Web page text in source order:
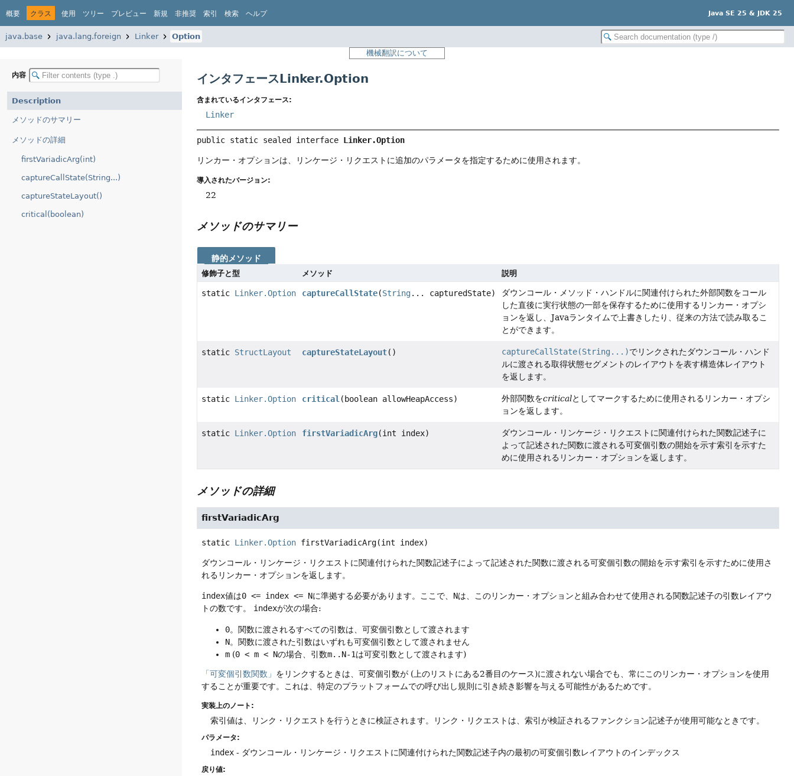
概要 クラス 使用 ツリー プレビュー 新規 非推奨 索引 検索 ヘルプ Java SE 25 & JDK 25
java.base java.lang.foreign Linker
Option
機械翻訳について
内容
Description
メソッドのサマリー
メソッドの詳細
firstVariadicArg(int)
captureCallState(String...)
captureStateLayout()
critical(boolean)
インタフェースLinker.Option
含まれているインタフェース:
Linker
public static sealed interface Linker.Option
リンカー・オプションは、リンケージ・リクエストに追加のパラメータを指定するために使用されます。
導入されたバージョン:
22
メソッドのサマリー
静的メソッド
修飾子と型 メソッド 説明
static Linker.Option captureCallState(String... capturedState)
ダウンコール・メソッド・ハンドルに関連付けられた外部関数をコール
した直後に実行状態の一部を保存するために使用するリンカー・オプシ
ョンを返し、Javaランタイムで上書きしたり、従来の方法で読み取るこ
とができます。
static StructLayout captureStateLayout() captureCallState(String...)でリンクされたダウンコール・ハンド
ルに渡される取得状態セグメントのレイアウトを表す構造体レイアウト
を返します。
static Linker.Option critical (boolean allowHeapAccess) 外部関数をcriticalとしてマークするために使用されるリンカー・オプシ
ョンを返します。
static Linker.Option firstVariadicArg(int index)
ダウンコール・リンケージ・リクエストに関連付けられた関数記述子に
よって記述された関数に渡される可変個引数の開始を示す索引を示すた
めに使用されるリンカー・オプションを返します。
メソッドの詳細
firstVariadicArg
static Linker.Option firstVariadicArg(int index)
ダウンコール・リンケージ・リクエストに関連付けられた関数記述子によって記述された関数に渡される可変個引数の開始を示す索引を示すために使用さ
れるリンカー・オプションを返します。
index値は0 <= index <= Nに準拠する必要があります。ここで、 Nは、このリンカー・オプションと組み合わせて使用される関数記述子の引数レイアウ
トの数です。
indexが次の場合:
0。関数に渡されるすべての引数は、可変個引数として渡されます
N。関数に渡された引数はいずれも可変個引数として渡されません
m (0 < m < Nの場合、引数m..N-1は可変引数として渡されます)
「可変個引数関数」 をリンクするときは、可変個引数が (上のリストにある2番目のケース)に渡されない場合でも、常にこのリンカー・オプションを使用
することが重要です。これは、特定のプラットフォームでの呼び出し規則に引き続き影響を与える可能性があるためです。
実装上のノート:
索引値は、リンク・リクエストを行うときに検証されます。リンク・リクエストは、索引が検証されるファンクション記述子が使用可能なときです。
パラメータ:
index - ダウンコール・リンケージ・リクエストに関連付けられた関数記述子内の最初の可変個引数レイアウトのインデックス
戻り値: